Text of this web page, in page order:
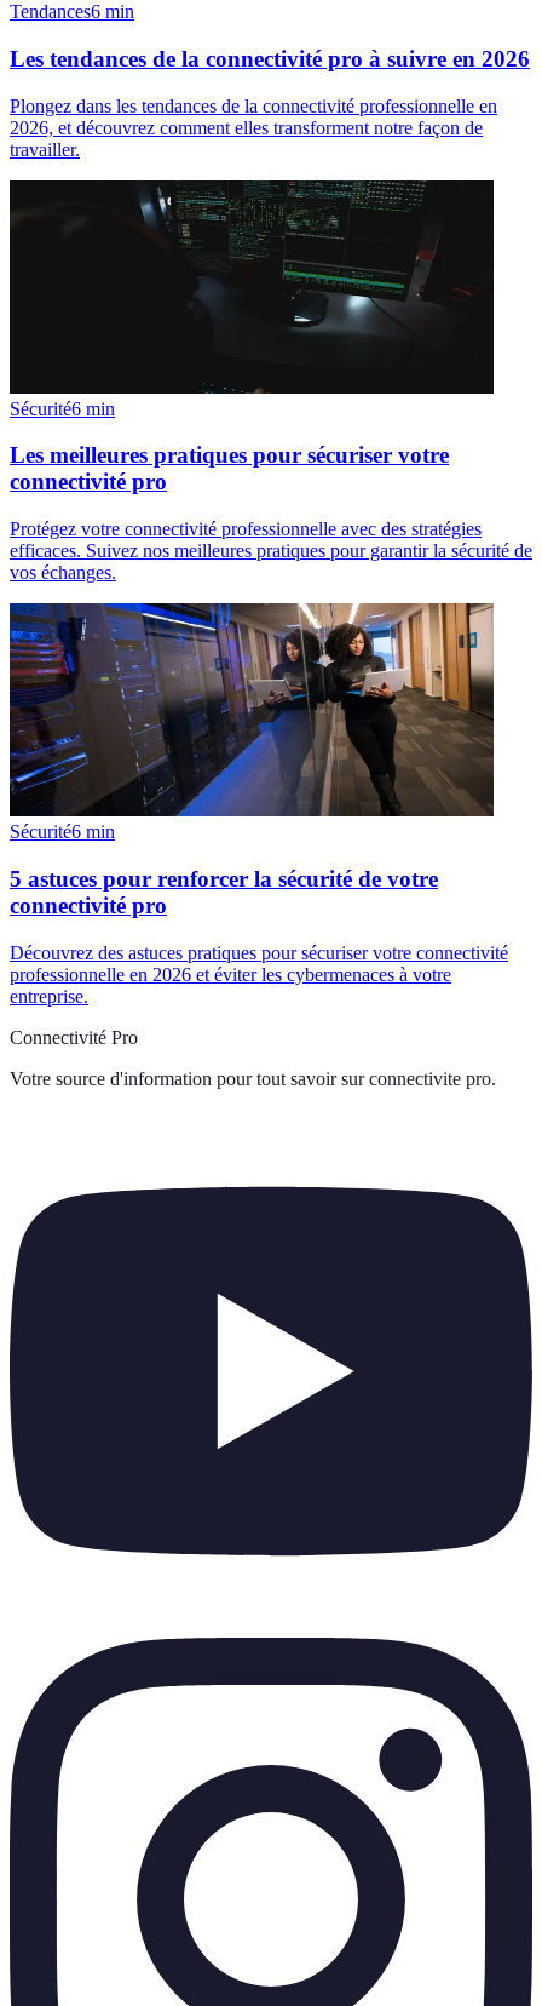
Tendances6 min
Les tendances de la connectivité pro à suivre en 2026
Plongez dans les tendances de la connectivité professionnelle en
2026, et découvrez comment elles transforment notre façon de
travailler.
Sécurité6 min
Les meilleures pratiques pour sécuriser votre
connectivité pro
Protégez votre connectivité professionnelle avec des stratégies
efficaces. Suivez nos meilleures pratiques pour garantir la sécurité de
vos échanges.
Sécurité6 min
5 astuces pour renforcer la sécurité de votre
connectivité pro
Découvrez des astuces pratiques pour sécuriser votre connectivité
professionnelle en 2026 et éviter les cybermenaces à votre
entreprise.
Connectivité Pro
Votre source d'information pour tout savoir sur connectivite pro.